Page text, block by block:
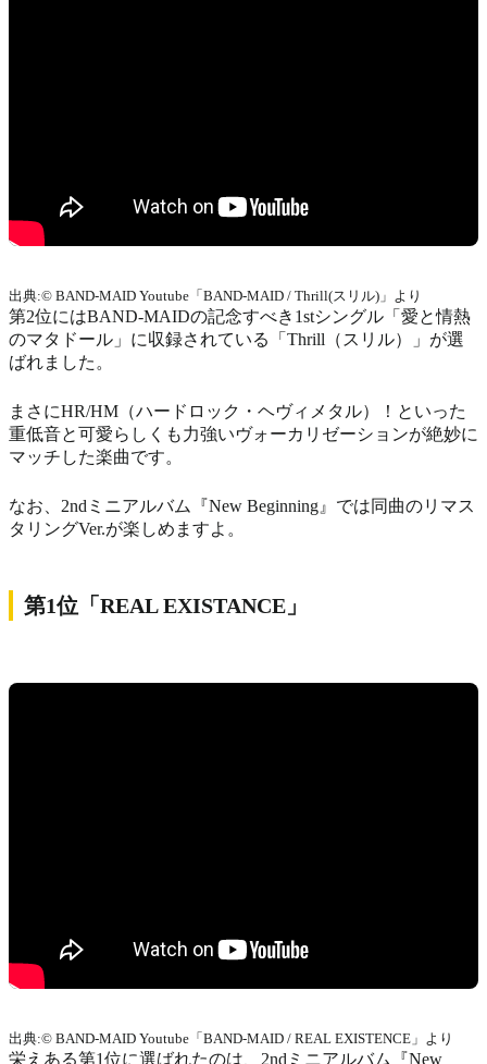
出典:© BAND-MAID Youtube「BAND-MAID / Thrill(スリル)」より
第2位にはBAND-MAIDの記念すべき1stシングル「愛と情熱
のマタドール」に収録されている「Thrill（スリル）」が選
ばれました。
まさにHR/HM（ハードロック・ヘヴィメタル）！といった
重低音と可愛らしくも力強いヴォーカリゼーションが絶妙に
マッチした楽曲です。
なお、2ndミニアルバム『New Beginning』では同曲のリマス
タリングVer.が楽しめますよ。
第1位「REAL EXISTANCE」
出典:© BAND-MAID Youtube「BAND-MAID / REAL EXISTENCE」より
栄えある第1位に選ばれたのは、2ndミニアルバム『New